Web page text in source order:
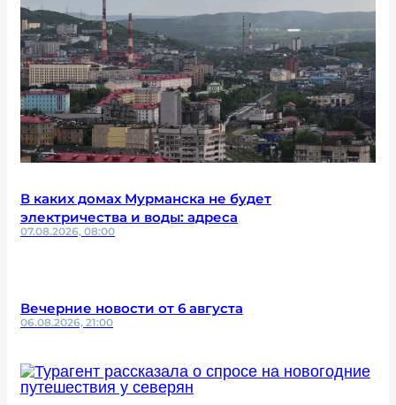
В каких домах Мурманска не будет
электричества и воды: адреса
07.08.2026, 08:00
Вечерние новости от 6 августа
06.08.2026, 21:00